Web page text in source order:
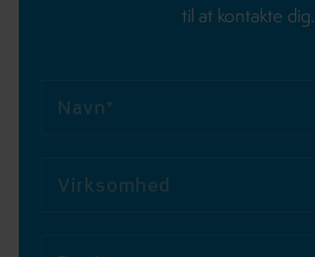
til at kontakte dig.
Navn*
Virksomhed